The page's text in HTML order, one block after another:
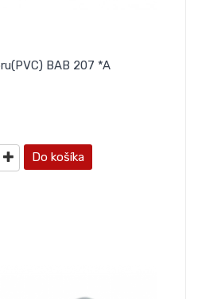
BAB 207 *A
Do košíka